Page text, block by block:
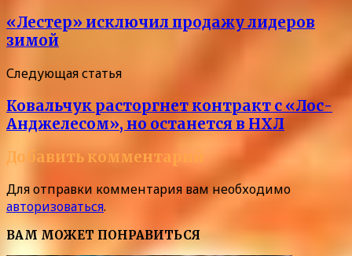
«Лестер» исключил продажу лидеров
зимой
Следующая статья
Ковальчук расторгнет контракт с «Лос-
Анджелесом», но останется в НХЛ
Добавить комментарий
Для отправки комментария вам необходимо
авторизоваться.
ВАМ МОЖЕТ ПОНРАВИТЬСЯ